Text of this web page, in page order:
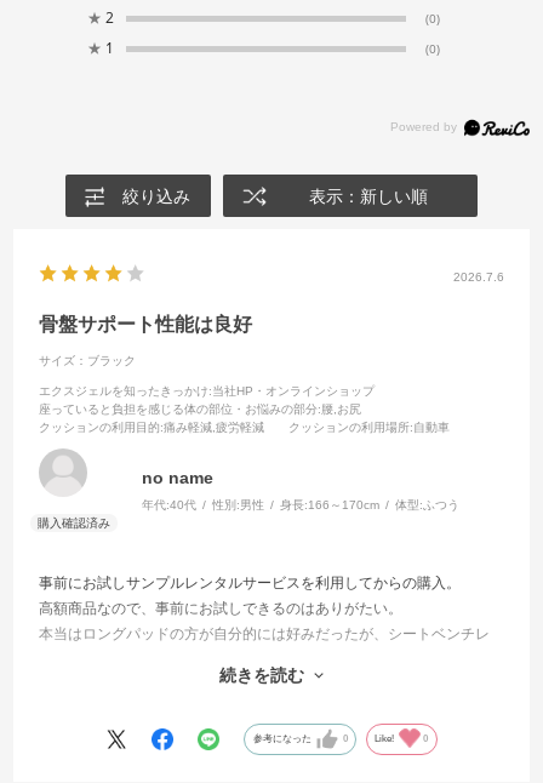
★ 2 (0)
★ 1 (0)
絞り込み 表示：新しい順
2026.7.6
骨盤サポート性能は良好
サイズ：ブラック
エクスジェルを知ったきっかけ:当社HP・オンラインショップ
座っていると負担を感じる体の部位・お悩みの部分:腰,お尻
クッションの利用目的:痛み軽減,疲労軽減 クッションの利用場所:自動車
no name
年代:40代 性別:男性 身長:166～170cm 体型: ふつう
事前にお試しサンプルレンタルサービスを利用してからの購入。
高額商品なので、事前にお試しできるのはありがたい。
本当はロングパッドの方が自分的には好みだったが、シートベンチレ
即座に気持ち良さが得られるようなものではなく、気づいたら腰が辛
元々シートが合わずに腰痛に悩んでからでないと効果は実感しにくい
続きを読む
参考になった 0 Like! 0